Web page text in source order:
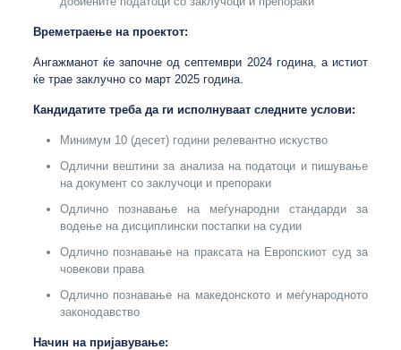
Времетраење на проектот:
Ангажманот ќе започне од септември 2024 година, а истиот
ќе трае заклучно со март 2025 година.
Кандидатите треба да ги исполнуваат следните услови:
Минимум 10 (десет) години релевантно искуство
Одлични вештини за анализа на податоци и пишување
на документ со заклучоци и препораки
Одлично познавање на меѓународни стандарди за
водење на дисциплински постапки на судии
Одлично познавање на праксата на Европскиот суд за
човекови права
Одлично познавање на македонското и меѓународното
законодавство
Начин на пријавување: